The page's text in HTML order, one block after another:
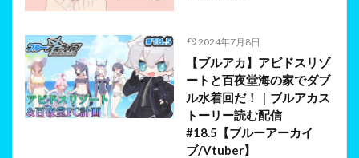
2024年7月8日
【ブルアカ】アビドスリゾ
ートと百夜堂海の家でダブ
ル水着回だ！｜ブルアカス
トーリー読む配信
#18.5【ブルーアーカイ
ブ/Vtuber】